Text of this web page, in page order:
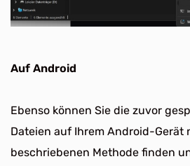
Auf Android
Ebenso können Sie die zuvor
Dateien auf Ihrem Android-Gerät
beschriebenen Methode finden